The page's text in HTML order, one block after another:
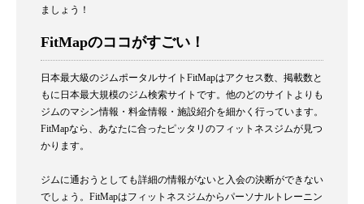
ましょう！
FitMapのココがすごい！
日本最大級のジムポータルサイトFitMapはアクセス数、掲載数と
もに日本最大規模のジム検索サイトです。他のどのサイトよりも
ジムのマシン情報・料金情報・施設紹介を細かく行っています。
FitMapなら、あなたに合ったピッタリのフィットネスジムが見つ
かります。
ジムに通おうとしても詳細の情報がないと入会の決断ができない
でしょう。FitMapはフィットネスジムからパーソナルトレーニン